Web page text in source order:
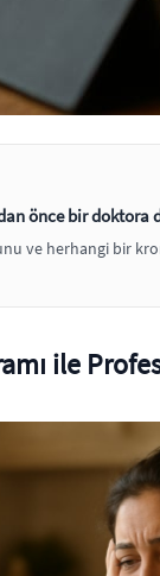
önce bir doktora
ve herhangi bir
ile